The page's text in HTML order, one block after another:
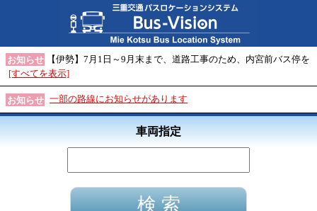
お知らせ
【伊勢】7月1日～9月末まで、道路工事のため、内宮前バス停を
[すべてを表示]
お知らせ 一部の路線にお知らせがあります
車両指定